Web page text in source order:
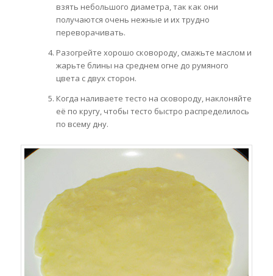
взять небольшого диаметра, так как они
получаются очень нежные и их трудно
переворачивать.
Разогрейте хорошо сковороду, смажьте маслом и
жарьте блины на среднем огне до румяного
цвета с двух сторон.
Когда наливаете тесто на сковороду, наклоняйте
её по кругу, чтобы тесто быстро распределилось
по всему дну.